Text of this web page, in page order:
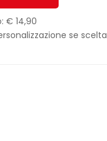
€ 14,90
se scelta